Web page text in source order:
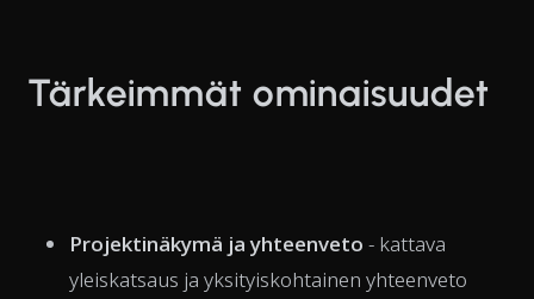
Tärkeimmät ominaisuudet
Projektinäkymä ja yhteenveto - kattava
yleiskatsaus ja yksityiskohtainen yhteenveto